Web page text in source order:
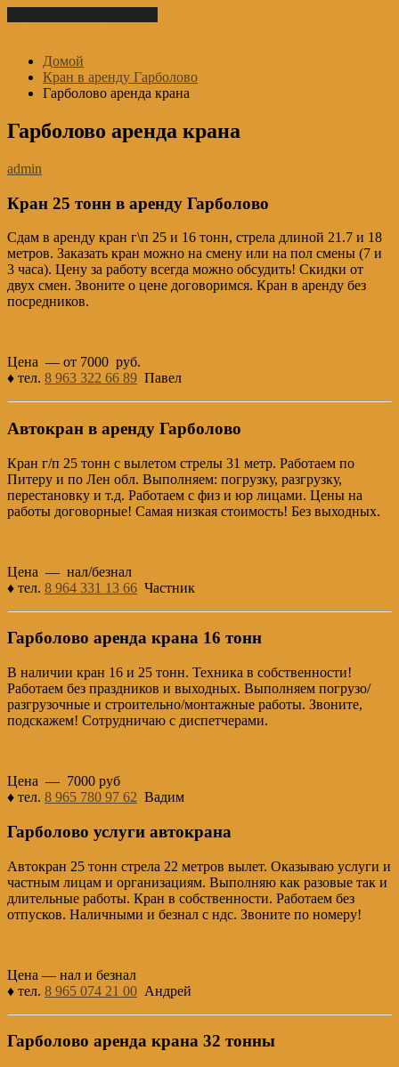
Домой
Кран в аренду Гарболово
Гарболово аренда крана
Гарболово аренда крана
admin
Кран 25 тонн в аренду Гарболово
Сдам в аренду кран г\п 25 и 16 тонн, стрела длиной 21.7 и 18
метров. Заказать кран можно на смену или на пол смены (7 и
3 часа). Цену за работу всегда можно обсудить! Скидки от
двух смен. Звоните о цене договоримся. Кран в аренду без
посредников.
Цена — от 7000 руб.
♦ тел. 8 963 322 66 89 Павел
Автокран в аренду Гарболово
Кран г/п 25 тонн с вылетом стрелы 31 метр. Работаем по
Питеру и по Лен обл. Выполняем: погрузку, разгрузку,
перестановку и т.д. Работаем с физ и юр лицами. Цены на
работы договорные! Самая низкая стоимость! Без выходных.
Цена — нал/безнал
♦ тел. 8 964 331 13 66 Частник
Гарболово аренда крана 16 тонн
В наличии кран 16 и 25 тонн. Техника в собственности!
Работаем без праздников и выходных. Выполняем погрузо/
разгрузочные и строительно/монтажные работы. Звоните,
подскажем! Сотрудничаю с диспетчерами.
Цена — 7000 руб
♦ тел. 8 965 780 97 62 Вадим
Гарболово услуги автокрана
Автокран 25 тонн стрела 22 метров вылет. Оказываю услуги и
частным лицам и организациям. Выполняю как разовые так и
длительные работы. Кран в собственности. Работаем без
отпусков. Наличными и безнал с ндс. Звоните по номеру!
Цена — нал и безнал
♦ тел. 8 965 074 21 00 Андрей
Гарболово аренда крана 32 тонны